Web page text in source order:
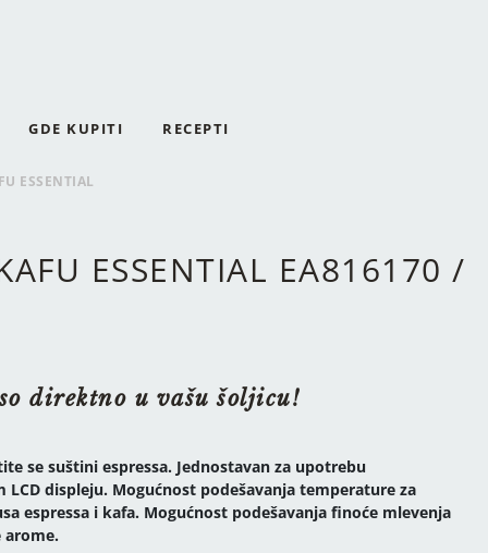
GDE KUPITI RECEPTI
ESSENTIAL
ESSENTIAL EA816170 /
direktno u vašu šoljicu!
se suštini espressa. Jednostavan za upotrebu
displeju. Mogućnost podešavanja temperature za
espressa i kafa. Mogućnost podešavanja finoće mlevenja
arome.